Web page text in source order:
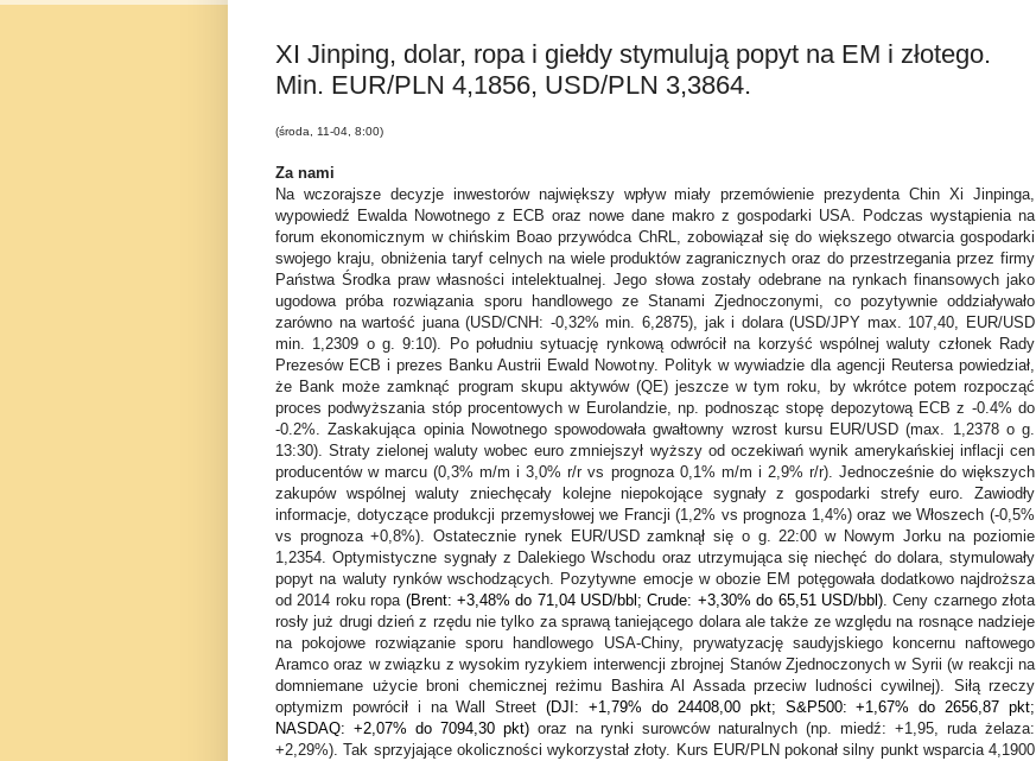
XI Jinping, dolar, ropa i giełdy stymulują popyt na EM i złotego.
Min. EUR/PLN 4,1856, USD/PLN 3,3864.
(środa, 11-04, 8:00)
Za nami
Na wczorajsze decyzje inwestorów największy wpływ miały przemówienie prezydenta Chin Xi Jinpinga,
wypowiedź Ewalda Nowotnego z ECB oraz nowe dane makro z gospodarki USA. Podczas wystąpienia na
forum ekonomicznym w chińskim Boao przywódca ChRL, zobowiązał się do większego otwarcia gospodarki
swojego kraju, obniżenia taryf celnych na wiele produktów zagranicznych oraz do przestrzegania przez firmy
Państwa Środka praw własności intelektualnej. Jego słowa zostały odebrane na rynkach finansowych jako
ugodowa próba rozwiązania sporu handlowego ze Stanami Zjednoczonymi, co pozytywnie oddziaływało
zarówno na wartość juana (USD/CNH: -0,32% min. 6,2875), jak i dolara (USD/JPY max. 107,40, EUR/USD
min. 1,2309 o g. 9:10). Po południu sytuację rynkową odwrócił na korzyść wspó lnej waluty członek Rady
Prezesów ECB i prezes Banku Austrii Ewald Nowotny. Polityk w wywiadzie dla agencji Reutersa powiedział,
że Bank może zamknąć program skupu aktywów (QE) jeszcze w tym roku, by wkrótce potem rozpocząć
proces podwyższania stóp procentowych w Eurolandzie, np. podnosząc stopę depozytową ECB z -0.4% do
-0.2%. Zaskakująca opinia Nowotnego spowodowała gwałtowny wzrost kursu EUR/USD (max. 1,2378 o g.
13:30). Straty zielonej waluty wobec euro zmniejszył wyższy od oczekiwań wynik amerykańskiej inflacji cen
producentów w marcu (0,3% m/m i 3,0% r/r vs prognoza 0,1% m/m i 2,9% r/r). Jednocześnie do większych
zakupów wspólnej waluty zniechęcały kolejne niepokojące sygnały z gospodarki strefy euro. Zawiodły
informacje, dotyczące produkcji przemysłowej we Francji (1,2% vs prognoza 1,4%) oraz we Włoszech (-0,5%
vs prognoza +0,8%). Ostatecznie rynek EUR/USD zamknął się o g. 22:00 w Nowym Jorku na poziomie
1,2354. Optymistyczne sygnały z Dalekiego Wschodu oraz utrzymująca się niechęć do dolara, stymulowały
popyt na waluty rynków wschodzących. Pozytywne emocje w obozie EM potęgowała dodatkowo najdroższa
od 2014 roku ropa (Brent: +3,48% do 71,04 USD/bbl; Crude: +3,30% do 65,51 USD/bbl). Ceny czarnego złota
rosły już drugi dzień z rzędu nie tylko za sprawą taniejącego dolara ale także ze względu na rosnące nadzieje
na pokojowe rozwiązanie sporu handlowego USA-Chiny, prywatyzację saudyjskiego koncernu naftowego
Aramco oraz w związku z wysokim ryzykiem interwencji zbrojnej Stanów Zjednoczonych w Syrii (w reakcji na
domniemane użycie broni chemicznej reżimu Bashira Al Assada przeciw ludności cywilnej). Siłą rzeczy
optymizm powrócił i na Wall Street(DJI: +1,79% do 24408,00 pkt; S&P500: +1,67% do 2656,87 pkt;
NASDAQ: +2,07% do 7094,30 pkt) oraz na rynki surowców naturalnych (np. miedź: +1,95, ruda żelaza:
+2,29%). Tak sprzyjające okoliczności wykorzystał złoty. Kurs EUR/PLN pokonał silny punkt wsparcia 4,1900